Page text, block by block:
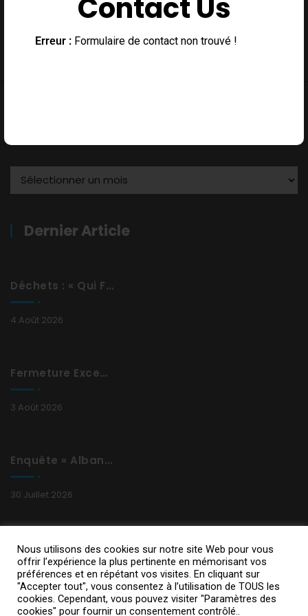
Contact Us
Erreur : Formulaire de contact non trouvé !
Dernier Article
Déchets : « Qui Fait Quoi »
4 Août 2026
Fermeture Exceptionnelle
3 Août 2026
Enquête « Albane »
30 Juillet 2026
Copyright 2021Design By IPSUMEDIA- Mentions Légales
Nous utilisons des cookies sur notre site Web pour vous
offrir l’expérience la plus pertinente en mémorisant vos
préférences et en répétant vos visites. En cliquant sur
"Accepter tout", vous consentez à l’utilisation de TOUS les
cookies. Cependant, vous pouvez visiter "Paramètres des
cookies" pour fournir un consentement contrôlé..